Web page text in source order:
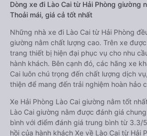
Dòng xe đi Lào Cai từ Hải Phòng giường
Thoải mái, giá cả tốt nhất
Những nhà xe đi Lào Cai từ Hải Phòng
giường nằm chất lượng cao. Trên xe
trang thiết bị hiện đại phục vụ cho nhu
hành khách. Bên cạnh đó, các hãng xe
Cai luôn chú trọng đến chất lượng dịch
thiện để mang đến trải nghiệm hoàn hảo
Xe Hải Phòng Lào Cai giường nằm tốt
Lào Cai giường nằm được đánh giá
bình với điểm đánh giá trung bình từ 3.3/
hồi của hành khách Xe về Lào Cai từ Hải